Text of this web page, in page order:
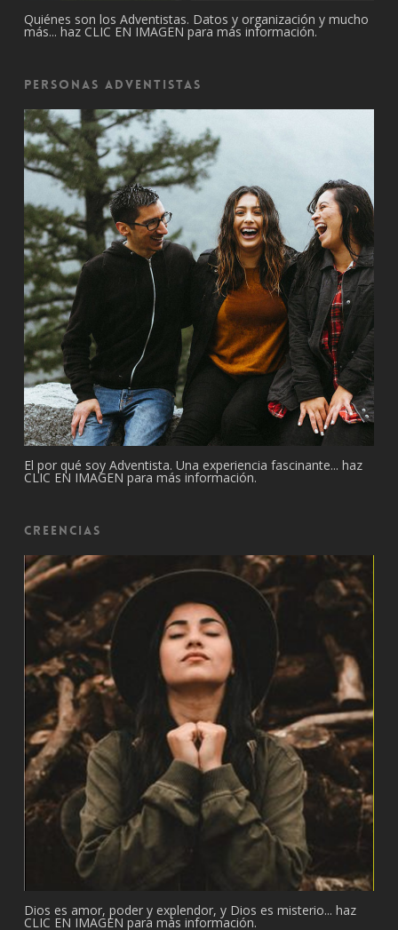
Quiénes son los Adventistas. Datos y organización y mucho
más... haz CLIC EN IMAGEN para más información.
Personas Adventistas
El por qué soy Adventista. Una experiencia fascinante... haz
CLIC EN IMAGEN para más información.
Creencias
Dios es amor, poder y explendor, y Dios es misterio... haz
CLIC EN IMAGEN para más información.